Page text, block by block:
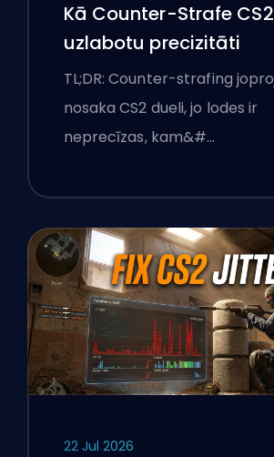
Kā Counter-Strafe
uzlabotu precizitāti
TL;DR: Counter-strafing
nosaka CS2 dueli, jo lodes ir
neprecīzas, kam&#…
22 Jul 2026